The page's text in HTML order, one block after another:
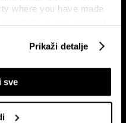
where you have made
withdraw your consent
to:
your geographical
Prikaži detalje
sve